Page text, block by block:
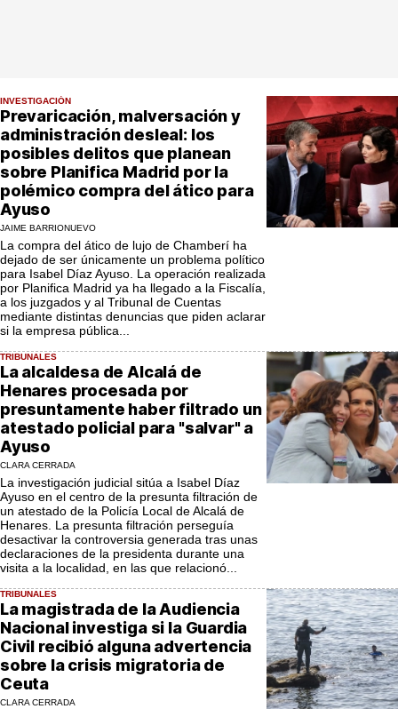
INVESTIGACIÓN
Prevaricación, malversación y
administración desleal: los
posibles delitos que planean
sobre Planifica Madrid por la
polémico compra del ático para
Ayuso
JAIME BARRIONUEVO
La compra del ático de lujo de Chamberí ha
dejado de ser únicamente un problema político
para Isabel Díaz Ayuso. La operación realizada
por Planifica Madrid ya ha llegado a la Fiscalía,
a los juzgados y al Tribunal de Cuentas
mediante distintas denuncias que piden aclarar
si la empresa pública...
TRIBUNALES
La alcaldesa de Alcalá de
Henares procesada por
presuntamente haber filtrado un
atestado policial para "salvar" a
Ayuso
CLARA CERRADA
La investigación judicial sitúa a Isabel Díaz
Ayuso en el centro de la presunta filtración de
un atestado de la Policía Local de Alcalá de
Henares. La presunta filtración perseguía
desactivar la controversia generada tras unas
declaraciones de la presidenta durante una
visita a la localidad, en las que relacionó...
TRIBUNALES
La magistrada de la Audiencia
Nacional investiga si la Guardia
Civil recibió alguna advertencia
sobre la crisis migratoria de
Ceuta
CLARA CERRADA